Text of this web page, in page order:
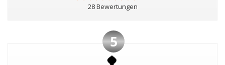
28 Bewertungen
5